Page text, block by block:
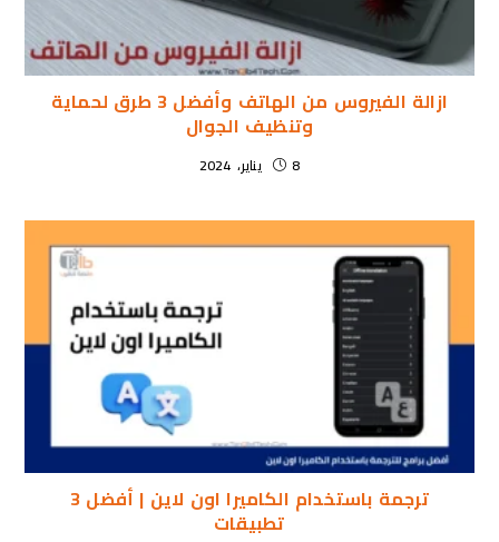
ازالة الفيروس من الهاتف وأفضل 3 طرق لحماية
وتنظيف الجوال
8 يناير، 2024
ترجمة باستخدام الكاميرا اون لاين | أفضل 3
تطبيقات